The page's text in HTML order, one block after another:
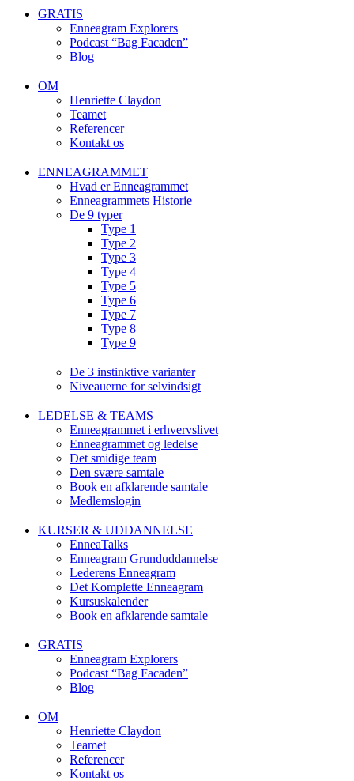
GRATIS
Enneagram Explorers
Podcast “Bag Facaden”
Blog
OM
Henriette Claydon
Teamet
Referencer
Kontakt os
ENNEAGRAMMET
Hvad er Enneagrammet
Enneagrammets Historie
De 9 typer
Type 1
Type 2
Type 3
Type 4
Type 5
Type 6
Type 7
Type 8
Type 9
De 3 instinktive varianter
Niveauerne for selvindsigt
LEDELSE & TEAMS
Enneagrammet i erhvervslivet
Enneagrammet og ledelse
Det smidige team
Den svære samtale
Book en afklarende samtale
Medlemslogin
KURSER & UDDANNELSE
EnneaTalks
Enneagram Grunduddannelse
Lederens Enneagram
Det Komplette Enneagram
Kursuskalender
Book en afklarende samtale
GRATIS
Enneagram Explorers
Podcast “Bag Facaden”
Blog
OM
Henriette Claydon
Teamet
Referencer
Kontakt os